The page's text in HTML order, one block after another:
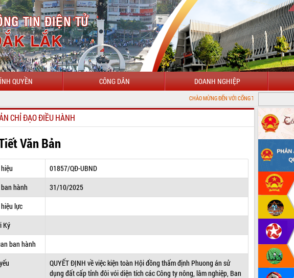
QUYỀN CÔNG DÂN DOANH NGHIỆP
CHÀO MỪNG ĐẾN VỚI CỔNG THÔNG TIN ĐIỆN TỬ TỈNH ĐẮK LẮK
CHỈ ĐẠO ĐIỀU HÀNH
Văn Bản
01857/QĐ-UBND
hành
31/10/2025
lực
Ký
ban hành
QUYẾT ĐỊNH về việc kiện toàn Hội đồng thấm định Phuong án sử
dụng đất cấp tỉnh đôi vói diện tích các Công ty nông, lâm nghiệp, Ban